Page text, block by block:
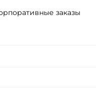
заказы